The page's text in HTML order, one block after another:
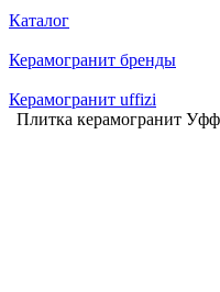
Каталог
Керамогранит бренды
Керамогранит uffizi
Плитка керамогранит